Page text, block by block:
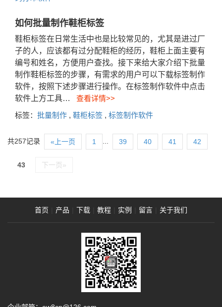
如何批量制作鞋柜标签
鞋柜标签在日常生活中也是比较常见的，尤其是进过厂
子的人，应该都有过分配鞋柜的经历，鞋柜上面主要有
编号和姓名，方便用户查找。接下来给大家介绍下批量
制作鞋柜标签的步骤，有需求的用户可以下载标签制作
软件，按照下述步骤进行操作。在标签制作软件中点击
软件上方工具…
查看详情>>
标签： 批量制作 , 鞋柜标签 , 标签制作软件
共257记录 «上一页 1 39 40 41 42
43 下一页»
首页 产品 下载 教程 实例 留言 关于我们